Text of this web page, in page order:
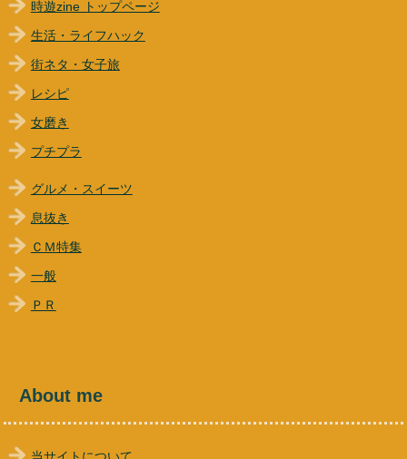
時遊zine トップページ
生活・ライフハック
街ネタ・女子旅
レシピ
女磨き
プチプラ
グルメ・スイーツ
息抜き
ＣＭ特集
一般
ＰＲ
About me